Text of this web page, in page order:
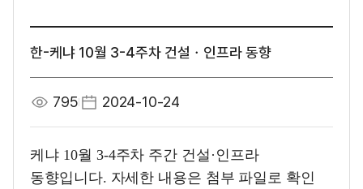
한-케냐 10월 3-4주차 건설ㆍ인프라 동향
795 2024-10-24
케냐 10월 3-4주차 주간 건설 · 인프라
동향입니다. 자세한 내용은 첨부 파일로 확인